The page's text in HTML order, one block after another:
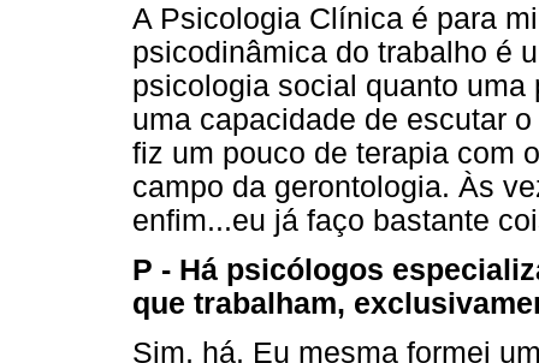
A Psicologia Clínica é para
psicodinâmica do trabalho é
psicologia social quanto
uma capacidade de escutar o
fiz um pouco de terapia com
campo da gerontologia. Às
enfim...eu já faço bastante
P - Há psicólogos
que trabalham,
Sim, há. Eu mesma formei